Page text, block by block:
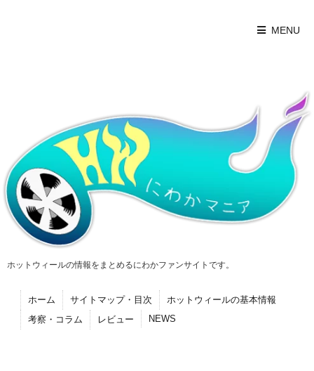
MENU
ホットウィールの情報をまとめるにわかファンサイトです。
ホーム サイトマップ・目次
ホットウィールの基本情報
考察・コラム
レビュー NEWS